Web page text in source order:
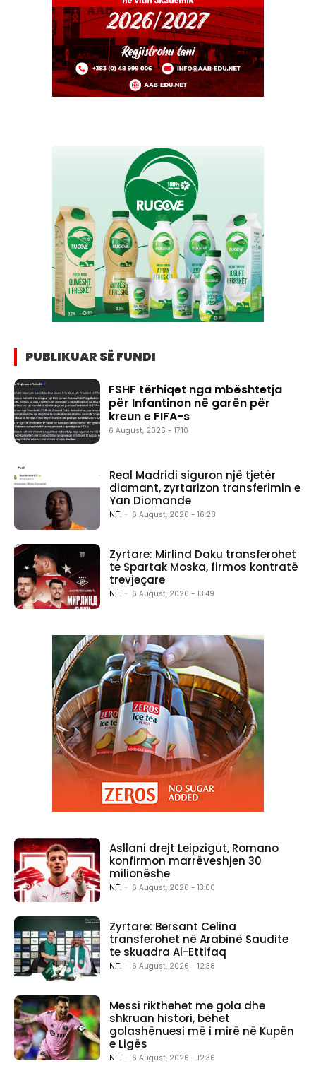
PUBLIKUAR SË FUNDI
FSHF tërhiqet nga mbështetja
për Infantinon në garën për
kreun e FIFA-s
6 August, 2026 - 17:10
Real Madridi siguron një tjetër
diamant, zyrtarizon transferimin e
Yan Diomande
N.T. - 6 August, 2026 - 16:28
Zyrtare: Mirlind Daku transferohet
te Spartak Moska, firmos kontratë
trevjeçare
N.T. - 6 August, 2026 - 13:49
Asllani drejt Leipzigut, Romano
konfirmon marrëveshjen 30
milionëshe
N.T. - 6 August, 2026 - 13:00
Zyrtare: Bersant Celina
transferohet në Arabinë Saudite
te skuadra Al-Ettifaq
N.T. - 6 August, 2026 - 12:38
Messi rikthehet me gola dhe
shkruan histori, bëhet
golashënuesi më i mirë në Kupën
e Ligës
N.T. - 6 August, 2026 - 12:36